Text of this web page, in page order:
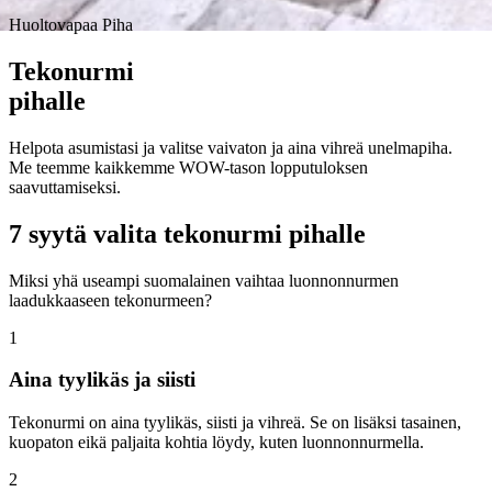
Huoltovapaa Piha
Tekonurmi
pihalle
Helpota asumistasi ja valitse vaivaton ja aina vihreä unelmapiha.
Me teemme kaikkemme WOW-tason lopputuloksen
saavuttamiseksi.
7 syytä valita tekonurmi pihalle
Miksi yhä useampi suomalainen vaihtaa luonnonnurmen
laadukkaaseen tekonurmeen?
1
Aina tyylikäs ja siisti
Tekonurmi on aina tyylikäs, siisti ja vihreä. Se on lisäksi tasainen,
kuopaton eikä paljaita kohtia löydy, kuten luonnonnurmella.
2